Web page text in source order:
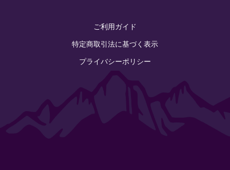
ご利用ガイド
特定商取引法に基づく表示
プライバシーポリシー